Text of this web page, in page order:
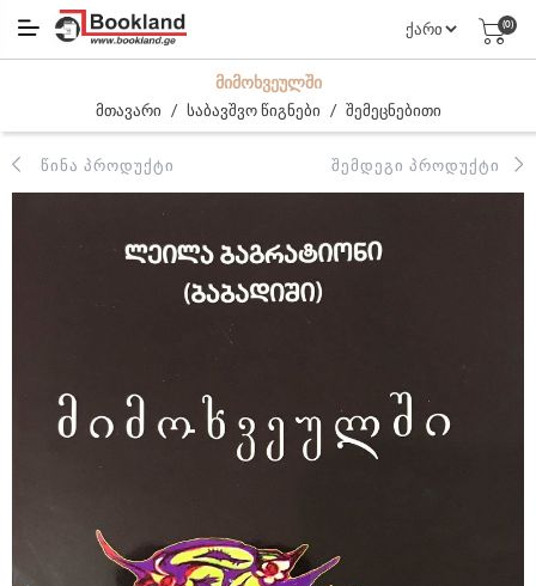
(0)
ᲛᲘᲛᲝᲮᲕᲔᲣᲚᲨᲘ
მთავარი / საბავშვო წიგნები / შემეცნებითი
ᲬᲘᲜᲐ ᲞᲠᲝᲓᲣᲥᲢᲘ ᲨᲔᲛᲓᲔᲒᲘ ᲞᲠᲝᲓᲣᲥᲢᲘ